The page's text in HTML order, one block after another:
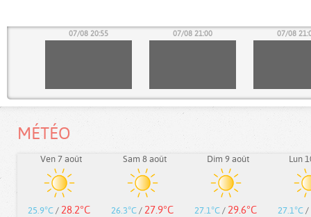
07/08 20:55 07/08 21:00 07/08
MÉTÉO
Ven 7 août
25.9°C / 28.2°C
Sam 8 août
26.3°C / 27.9°C
Dim 9 août
27.1°C / 29.6°C
Lun
27.1°C /